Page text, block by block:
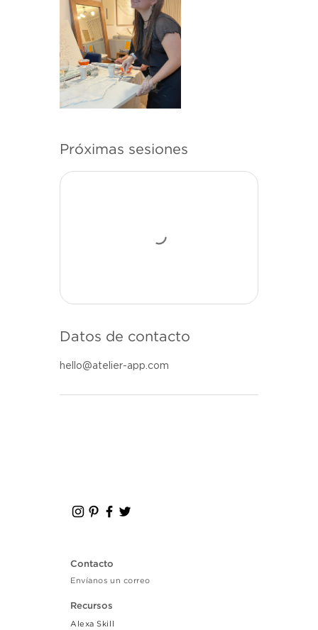
Próximas sesiones
Datos de contacto
hello@atelier-app.com
Contacto
Envíanos un correo
Recursos
Alexa Skill